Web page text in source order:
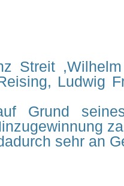
Streit
Ludwig
Grund
sehr an